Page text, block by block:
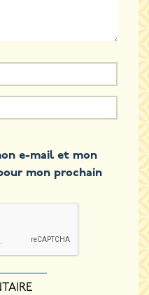
e-mail et mon
mon prochain